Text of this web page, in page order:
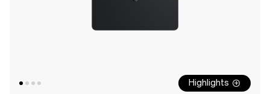
Highlights